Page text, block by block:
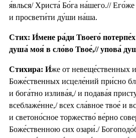
я́влься/ Христа́ Бо́га на́шего.//
и просвети́ти ду́ши на́ша.
Стих: И́мене ра́ди Твоего́
душа́ моя́ в сло́во Твое́,// упова́
Стихира: И́же от невеще́ственных
Боже́ственных исцеле́ний при́сно
и бога́тно излива́я,/ и подава́я
всеблаже́нне,/ всех сла́вное твое́ и
и светоно́сное торжество́ ве́рно
Боже́ственною сих озари́./